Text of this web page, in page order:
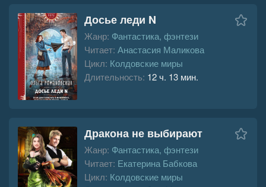
Досье леди N
Жанр: Фантастика, фэнтези
Читает: Анастасия Маликова
Цикл: Колдовские миры
Длительность: 12 ч. 13 мин.
Дракона не выбирают
Жанр: Фантастика, фэнтези
Читает: Екатерина Бабкова
Цикл: Колдовские миры